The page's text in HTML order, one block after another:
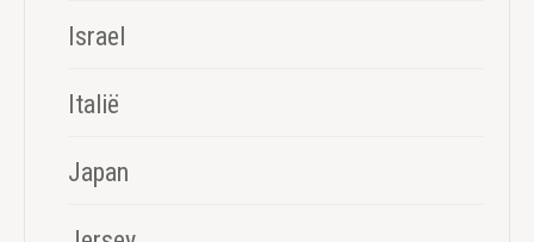
Israel
Italië
Japan